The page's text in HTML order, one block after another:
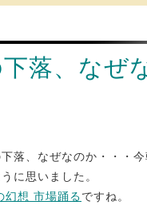
落、なぜ
落、なぜなのか・・・
に思いました。
幻想 市場踊るですね。